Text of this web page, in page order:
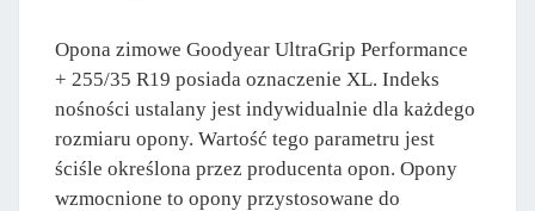
Opona zimowe Goodyear UltraGrip Performance
+ 255/35 R19 posiada oznaczenie XL. Indeks
nośności ustalany jest indywidualnie dla każdego
rozmiaru opony. Wartość tego parametru jest
ściśle określona przez producenta opon. Opony
wzmocnione to opony przystosowane do